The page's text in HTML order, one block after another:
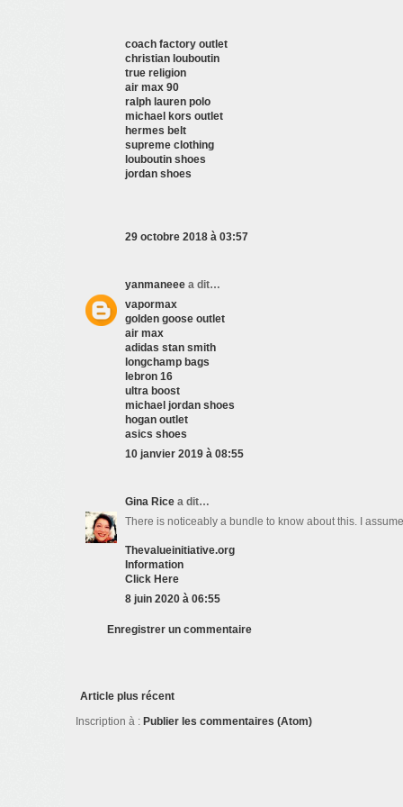
coach factory outlet
christian louboutin
true religion
air max 90
ralph lauren polo
michael kors outlet
hermes belt
supreme clothing
louboutin shoes
jordan shoes
29 octobre 2018 à 03:57
yanmaneee a dit…
vapormax
golden goose outlet
air max
adidas stan smith
longchamp bags
lebron 16
ultra boost
michael jordan shoes
hogan outlet
asics shoes
10 janvier 2019 à 08:55
Gina Rice a dit…
There is noticeably a bundle to know about this. I
Thevalueinitiative.org
Information
Click Here
8 juin 2020 à 06:55
Enregistrer un commentaire
Article plus récent
Inscription à : Publier les commentaires (Atom)